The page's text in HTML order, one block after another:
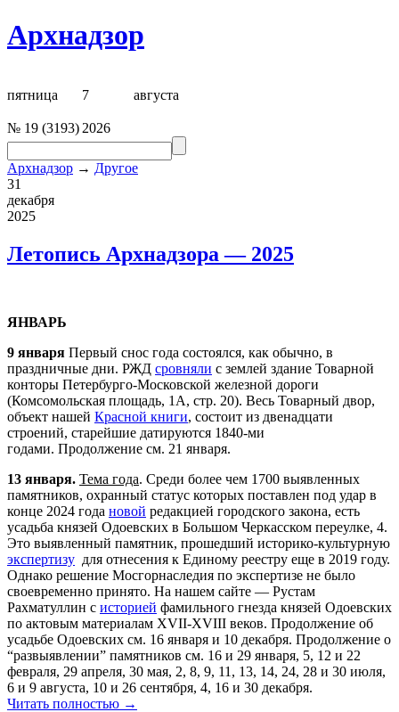
Архнадзор
пятница 7 августа
№ 19 (3193) 2026
Архнадзор → Другое
31
декабря
2025
Летопись Архнадзора — 2025
ЯНВАРЬ
9 января Первый снос года состоялся, как обычно, в
праздничные дни. РЖД сровняли с землей здание Товарной
конторы Петербурго-Московской железной дороги
(Комсомольская площадь, 1А, стр. 20). Весь Товарный двор,
объект нашей Красной книги, состоит из двенадцати
строений, старейшие датируются 1840-ми
годами. Продолжение см. 21 января.
13 января. Тема года. Среди более чем 1700 выявленных
памятников, охранный статус которых поставлен под удар в
конце 2024 года новой редакцией городского закона, есть
усадьба князей Одоевских в Большом Черкасском переулке, 4.
Это выявленный памятник, прошедший историко-культурную
экспертизу для отнесения к Единому реестру еще в 2019 году.
Однако решение Мосгорнаследия по экспертизе не было
своевременно принято. На нашем сайте — Рустам
Рахматуллин с историей фамильного гнезда князей Одоевских
по актовым материалам XVII-XVIII веков. Продолжение об
усадьбе Одоевских см. 16 января и 10 декабря. Продолжение о
“развыявлении” памятников см. 16 и 29 января, 5, 12 и 22
февраля, 29 апреля, 30 мая, 2, 8, 9, 11, 13, 14, 24, 28 и 30 июля,
6 и 9 августа, 10 и 26 сентября, 4, 16 и 30 декабря.
Читать полностью →